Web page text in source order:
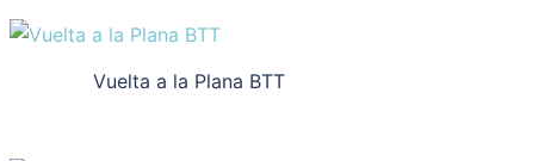
Vuelta a la Plana BTT